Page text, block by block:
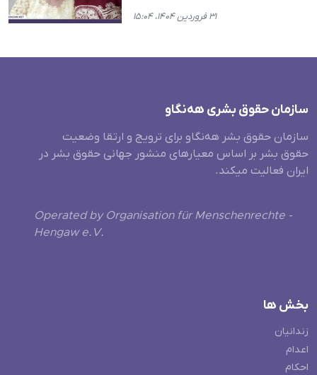
۳۱ فروردین ۱۴۰۴، ۱۵:۰۴
سازمان حقوق بشری هەنگاو
سازمان حقوق بشر هه‌نگاو برای ترویج و ارتقا وضعیت
حقوق بشر بر اساس معیارهای منشور جهانی حقوق بشر در
ایران فعالیت میکند.
Operated by Organisation für Menschenrechte -
Hengaw e.V.
بخش ها
زندانیان
اعدام
احکام